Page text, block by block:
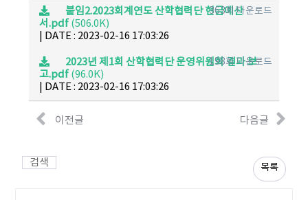
붙임2.2023회계연도 산학협력단 현금예산
서.pdf (506.0K)
363회 다운로드
DATE : 2023-02-16 17:03:26
2023년 제1회 산학협력단 운영위원회 결과 보
고.pdf (96.0K)
198회 다운로드
DATE : 2023-02-16 17:03:26
이전글 다음글
검색 목록